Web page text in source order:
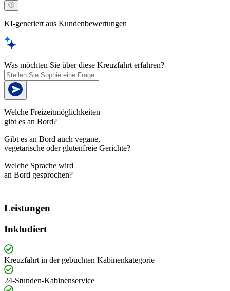
KI-generiert aus Kundenbewertungen
Was möchten Sie über diese Kreuzfahrt erfahren?
Welche Freizeitmöglichkeiten
gibt es an Bord?
Gibt es an Bord auch vegane,
vegetarische oder glutenfreie Gerichte?
Welche Sprache wird
an Bord gesprochen?
Leistungen
Inkludiert
Kreuzfahrt in der gebuchten Kabinenkategorie
24-Stunden-Kabinenservice